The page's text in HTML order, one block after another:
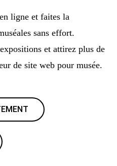
ligne et faites la
sans effort.
et attirez plus de
de site web pour musée.